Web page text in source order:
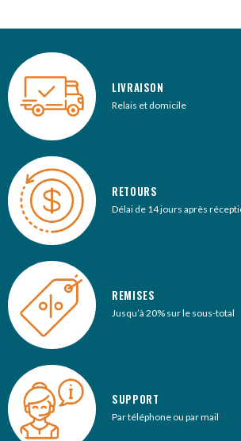
e
LIVRAISON
Relais et domicile
RETOURS
Délai de 14 jours après
REMISES
Jusqu’à 20% sur le sous-total
SUPPORT
Par téléphone ou par mail